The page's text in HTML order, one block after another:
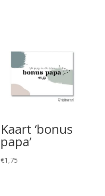
Kaart ‘bonus
papa’
€1,75